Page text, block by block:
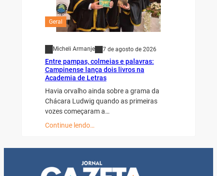
Geral
Micheli Armanje 7 de agosto de 2026
Entre pampas, colmeias e palavras:
Campinense lança dois livros na
Academia de Letras
Havia orvalho ainda sobre a grama da
Chácara Ludwig quando as primeiras
vozes começaram a…
Continue lendo…